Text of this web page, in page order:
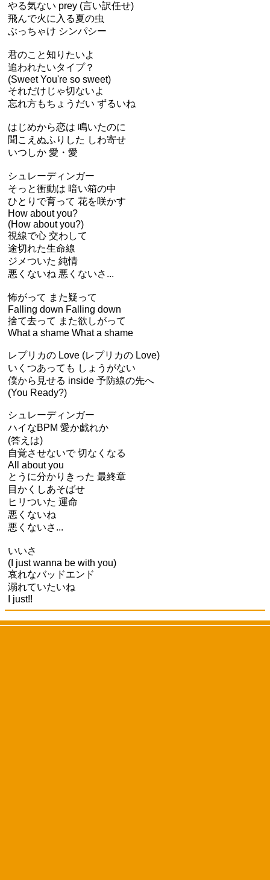
やる気ない prey (言い訳任せ)
飛んで火に入る夏の虫
ぶっちゃけ シンパシー
君のこと知りたいよ
追われたいタイプ？
(Sweet You're so sweet)
それだけじゃ切ないよ
忘れ方もちょうだい ずるいね
はじめから恋は 鳴いたのに
聞こえぬふりした しわ寄せ
いつしか 愛・愛
シュレーディンガー
そっと衝動は 暗い箱の中
ひとりで育って 花を咲かす
How about you?
(How about you?)
視線で心 交わして
途切れた生命線
ジメついた 純情
悪くないね 悪くないさ...
怖がって また疑って
Falling down Falling down
捨て去って また欲しがって
What a shame What a shame
レプリカの Love (レプリカの Love)
いくつあっても しょうがない
僕から見せる inside 予防線の先へ
(You Ready?)
シュレーディンガー
ハイなBPM 愛か戯れか
(答えは)
自覚させないで 切なくなる
All about you
とうに分かりきった 最終章
目かくしあそばせ
ヒリついた 運命
悪くないね
悪くないさ...
いいさ
(I just wanna be with you)
哀れなバッドエンド
溺れていたいね
I just!!